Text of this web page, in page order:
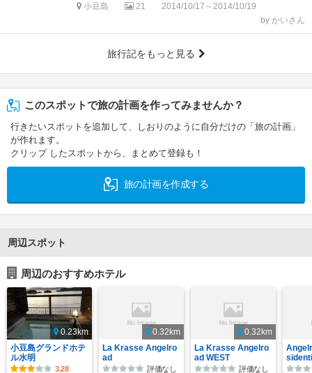
小豆島 21
2014/10/17～2014/10/19
by かいさん
旅行記をもっと見る
このスポットで旅の計画を作ってみませんか？
行きたいスポットを追加して、しおりのように自分だけの「旅の計画」
が作れます。
クリップ したスポットから、まとめて登録も！
旅の計画を作成する
周辺スポット
周辺のおすすめホテル
0.23km
小豆島グランドホテ
ル水明
3.28
0.32km
La Krasse Angelro
ad
評価なし
0.32km
La Krasse Angelro
ad WEST
評価なし